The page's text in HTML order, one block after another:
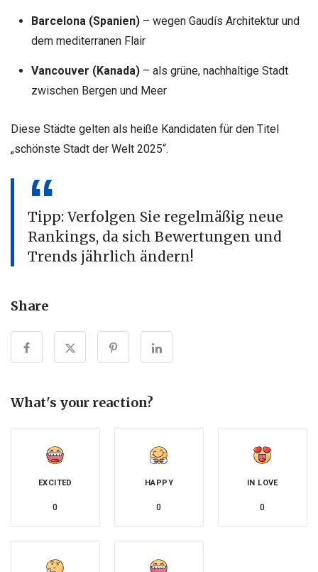
Barcelona (Spanien)– wegen Gaudís Architektur und
dem mediterranen Flair
Vancouver (Kanada)– als grüne, nachhaltige Stadt
zwischen Bergen und Meer
Diese Städte gelten als heiße Kandidaten für den Titel
„schönste Stadt der Welt 2025“.
Tipp: Verfolgen Sie regelmäßig neue
Rankings, da sich Bewertungen und
Trends jährlich ändern!
Share
What's your reaction?
EXCITED
0
HAPPY
0
IN LOVE
0